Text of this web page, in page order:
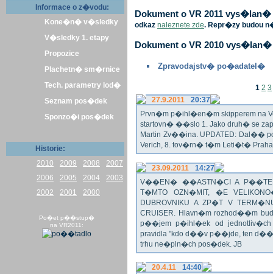
Informace o z�vodu:
Kone�n� v�sledky
V�sledky 1. etapy
Propozice
Plachetn� sm�rnice
Tech. parametry lod�
Seznam pos�dek
Sponzo�i pos�dek
Historie:
2010
2009 2008
2007
2006
2005 2004
2003
2002
2001 2000
Po�et p��stup�
na VR2011:
Dokument o VR 2011
odkaz naleznete zde. Repr�zy budou
Dokument o VR 2010
Zpravodajstv� po�adatel�
1 2 3
27.9.2011
20:37
Prvn�m p�ihl�en�m skipperem na
startovn� ��slo 1. Jako druh� se
Martin Zv��ina. UPDATED: Dal��
Verich, 8. tov�rn� t�m Leti�t� Praha
23.09.2011
14:27
V��EN� ��ASTN�CI A
T�MTO OZN�MIT, �E
DUBROVNIKU A ZP�T V
CRUISER. Hlavn�m rozhod��m
p��jem p�ihl�ek od
pravidla "kdo d��v p��jde, ten
trhu ne�pln�ch pos�dek. JB
20.4.11
14:40